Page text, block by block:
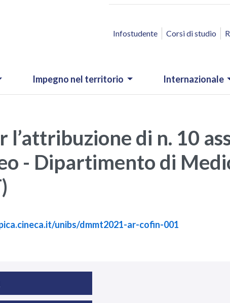
ACCESSO RAPIDO
Infostudente Corsi di studio
Impegno nel territorio Internazionale
l’attribuzione di n. 10
- Dipartimento di
unibs/dmmt2021-ar-cofin-001